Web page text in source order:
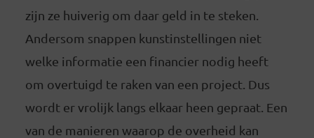
zijn ze huiverig om daar geld in te steken.
Andersom snappen kunstinstellingen niet
welke informatie een financier nodig heeft
om overtuigd te raken van een project. Dus
wordt er vrolijk langs elkaar heen gepraat. Een
van de manieren waarop de overheid kan